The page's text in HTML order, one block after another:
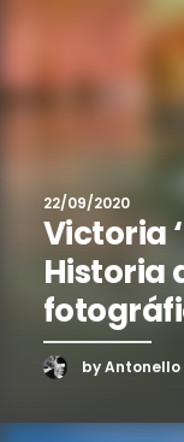
22/09/2020
Victoria
Historia
by